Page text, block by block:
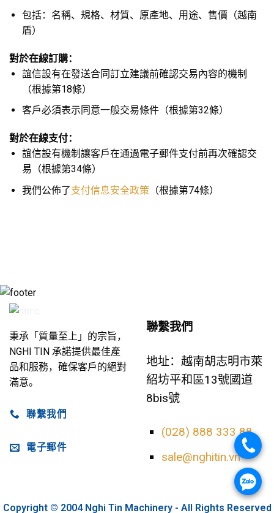
包括：名稱、規格、材質、原產地、用途、售價（越南
盾）
對於在線訂購：
誼信設有在發送合同訂立建議前確認交易內容的機制
（根據第18條）
客戶必須表示同意一般交易條件（根據第32條）
對於在線支付：
誼信設有機制讓客戶在通過電子郵件支付前再次確認交
易（根據第34條）
我們公佈了支付信息安全政策 （根據第74條）
秉承「質量至上」的宗旨，
NGHI TIN 承諾提供最佳產
品和服務，確保客戶的絕對
滿意。
聯繫我們
電子郵件
聯繫我們
地址：越南胡志明市萊
紹坊平和區13號國道
8bis號
(028) 888 333 88
sale@nghitin.vn
Copyright © 2004 Nghi Tin Machinery - All Rights Reserved
.
.